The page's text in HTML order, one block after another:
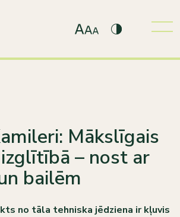
Mākslīgais
– nost ar
bailēm
no tāla tehniska jēdziena ir kļuvis